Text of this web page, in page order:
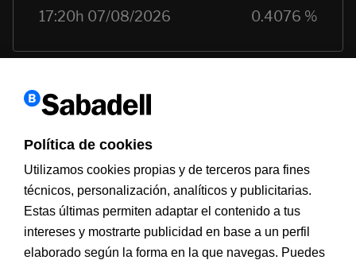
Información a clientesPSD2
MIFIDDocumentación PRIIPS
Aviso legalPolítica de cookies
Seguridad Atención al cliente
Política de cookies
Utilizamos cookies propias y de terceros para fines
técnicos, personalización, analíticos y publicitarias.
Estas últimas permiten adaptar el contenido a tus
intereses y mostrarte publicidad en base a un perfil
elaborado según la forma en la que navegas. Puedes